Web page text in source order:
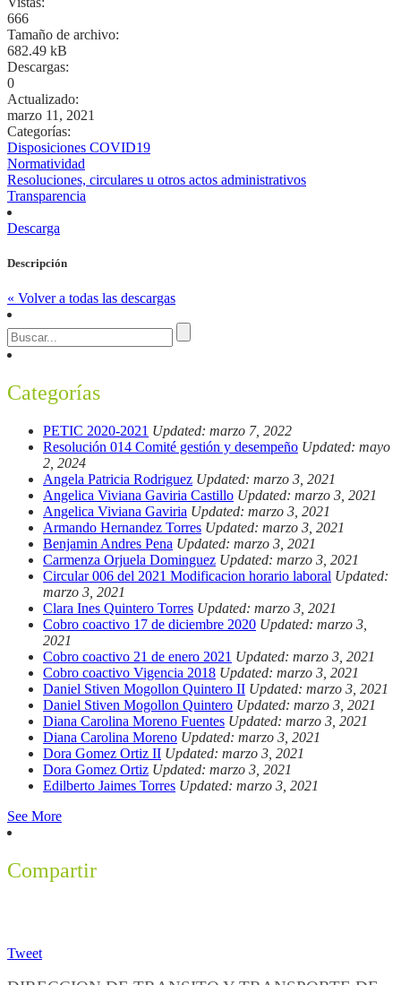
666
Tamaño de archivo:
682.49 kB
Descargas:
0
Actualizado:
marzo 11, 2021
Categorías:
Disposiciones COVID19
Normatividad
Resoluciones, circulares u otros actos administrativos
Transparencia
Descarga
Descripción
« Volver a todas las descargas
Categorías
PETIC 2020-2021 Updated: marzo 7, 2022
Resolución 014 Comité gestión y desempeño Updated: mayo
2, 2024
Angela Patricia Rodriguez Updated: marzo 3, 2021
Angelica Viviana Gaviria Castillo Updated: marzo 3, 2021
Angelica Viviana Gaviria Updated: marzo 3, 2021
Armando Hernandez Torres Updated: marzo 3, 2021
Benjamin Andres Pena Updated: marzo 3, 2021
Carmenza Orjuela Dominguez Updated: marzo 3, 2021
Circular 006 del 2021 Modificacion horario laboral Updated:
marzo 3, 2021
Clara Ines Quintero Torres Updated: marzo 3, 2021
Cobro coactivo 17 de diciembre 2020 Updated: marzo 3,
2021
Cobro coactivo 21 de enero 2021 Updated: marzo 3, 2021
Cobro coactivo Vigencia 2018 Updated: marzo 3, 2021
Daniel Stiven Mogollon Quintero II Updated: marzo 3, 2021
Daniel Stiven Mogollon Quintero Updated: marzo 3, 2021
Diana Carolina Moreno Fuentes Updated: marzo 3, 2021
Diana Carolina Moreno Updated: marzo 3, 2021
Dora Gomez Ortiz II Updated: marzo 3, 2021
Dora Gomez Ortiz Updated: marzo 3, 2021
Edilberto Jaimes Torres Updated: marzo 3, 2021
See More
Compartir
Tweet